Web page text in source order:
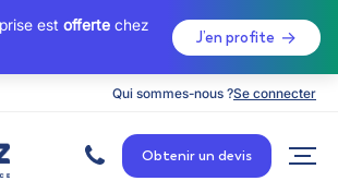
est offerte chez
J’en profite
Qui sommes-nous ?Se connecter
c
c
Obtenir un devis